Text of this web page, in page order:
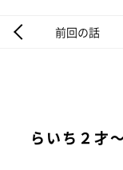
前回の話
らいち２才